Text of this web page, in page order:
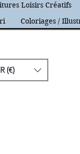
Loisirs Créatifs
Coloriages /
(€)